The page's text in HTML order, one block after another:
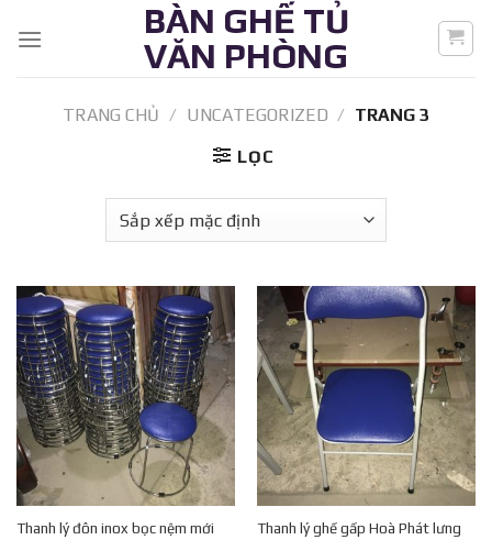
BÀN GHẾ TỦ
VĂN PHÒNG
TRANG CHỦ / UNCATEGORIZED / TRANG 3
LỌC
Thanh lý đôn inox bọc nệm mới
Thanh lý ghế gấp Hoà Phát lưng